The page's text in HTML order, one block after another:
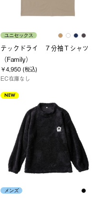
ユニセックス
テックドライ ７分袖Ｔシャツ
（Family）
￥4,950 (税込)
EC在庫なし
NEW
メンズ